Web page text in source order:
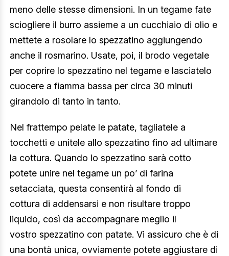
meno delle stesse dimensioni. In un tegame fate
sciogliere il burro assieme a un cucchiaio di olio e
mettete a rosolare lo spezzatino aggiungendo
anche il rosmarino. Usate, poi, il brodo vegetale
per coprire lo spezzatino nel tegame e lasciatelo
cuocere a fiamma bassa per circa 30 minuti
girandolo di tanto in tanto.
Nel frattempo pelate le patate, tagliatele a
tocchetti e unitele allo spezzatino fino ad ultimare
la cottura. Quando lo spezzatino sarà cotto
potete unire nel tegame un po’ di farina
setacciata, questa consentirà al fondo di
cottura di addensarsi e non risultare troppo
liquido, così da accompagnare meglio il
vostro spezzatino con patate. Vi assicuro che è di
una bontà unica, ovviamente potete aggiustare di